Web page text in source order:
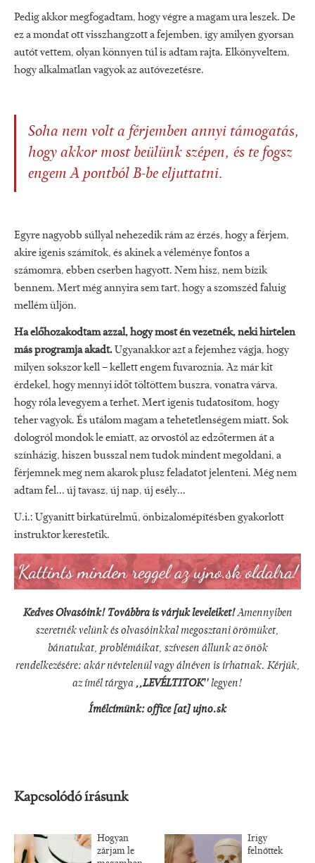
Pedig akkor megfogadtam, hogy végre a magam ura leszek. De
ez a mondat ott vissz­hangzott a fejemben, így amilyen gyorsan
autót vettem, olyan könnyen túl is adtam rajta. Elkönyveltem,
hogy alkalmatlan vagyok az autóvezetésre.
Soha nem volt a férjemben annyi támogatás,
hogy akkor most beülünk szépen, és te fogsz
engem A pontból B-be eljuttatni.
Egyre nagyobb súllyal nehezedik rám az érzés, hogy a férjem,
akire igenis számítok, és akinek a véleménye fontos a
számomra, ebben cserben hagyott. Nem hisz, nem bízik
bennem. Mert még annyira sem tart, hogy a szomszéd faluig
mellém üljön.
Ha előhozakodtam azzal, hogy most én vezetnék, neki hirtelen
más programja akadt. Ugyanakkor azt a fejemhez vágja, hogy
milyen sokszor kell – kellett engem fuvaroznia. Az már kit
érdekel, hogy mennyi időt töltöttem buszra, vonatra várva,
hogy róla levegyem a terhet. Mert igenis tudatosítom, hogy
teher vagyok. És utálom magam a tehetetlenségem miatt. Sok
dologról mondok le emiatt, az orvostól az edzőtermen át a
színházig, hiszen busszal nem tudok mindent megoldani, a
férjemnek meg nem akarok plusz feladatot jelenteni. Még nem
adtam fel... új tavasz, új nap, új esély...
U.i.: Ugyanitt birkatürelmű, önbizalomépítésben gyakorlott
instruktor kerestetik.
Kedves Olvasóink! Továbbra is várjuk leveleiket!Amennyiben
szeretnék velünk és olvasóinkkal megosztani örömüket,
bánatukat, problémáikat, szívesen állunk az önök
rendelkezésére: akár névtelenül vagy álnéven is írhatnak. Kérjük,
az ímél tárgya ,,LEVÉLTITOK''legyen!
Ímélcímünk:office[at]ujno.sk
Kapcsolódó írásunk
Hogyan
zárjam le
Irigy
felnőttek